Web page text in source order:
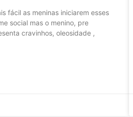
fácil as meninas iniciarem esses
social mas o menino, pre
cravinhos, oleosidade ,